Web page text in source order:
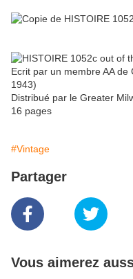
Ecrit par un membre AA
1943)
Distribué par le Greater
16 pages
#Vintage
Partager
Vous aimerez